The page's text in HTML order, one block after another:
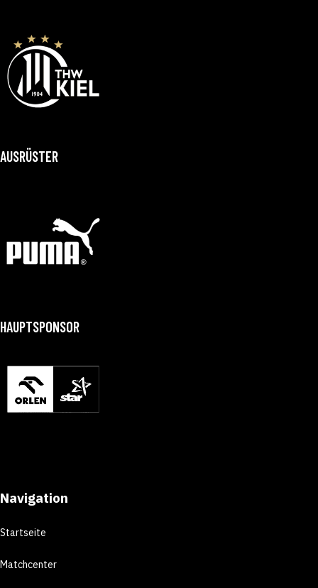
AUSRÜSTER
HAUPTSPONSOR
Navigation
Startseite
Matchcenter